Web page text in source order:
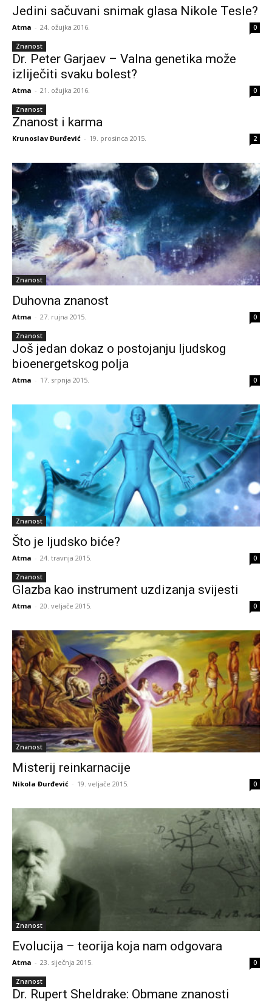
Jedini sačuvani snimak glasa Nikole Tesle?
Atma - 24. ožujka 2016. 0
Znanost
Dr. Peter Garjaev – Valna genetika može
izliječiti svaku bolest?
Atma - 21. ožujka 2016. 0
Znanost
Znanost i karma
Krunoslav Đurđević - 19. prosinca 2015. 2
Znanost
Duhovna znanost
Atma - 27. rujna 2015. 0
Znanost
Još jedan dokaz o postojanju ljudskog
bioenergetskog polja
Atma - 17. srpnja 2015. 0
Znanost
Što je ljudsko biće?
Atma - 24. travnja 2015. 0
Znanost
Glazba kao instrument uzdizanja svijesti
Atma - 20. veljače 2015. 0
Znanost
Misterij reinkarnacije
Nikola Đurđević - 19. veljače 2015. 0
Znanost
Evolucija – teorija koja nam odgovara
Atma - 23. siječnja 2015. 0
Znanost
Dr. Rupert Sheldrake: Obmane znanosti